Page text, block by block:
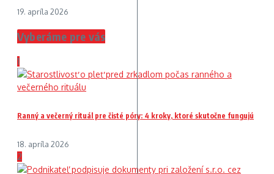
19. apríla 2026
Vyberáme pre vás
1
Ranný a večerný rituál pre čisté póry: 4 kroky, ktoré skutočne fungujú
18. apríla 2026
2